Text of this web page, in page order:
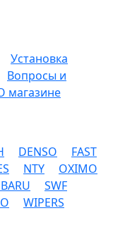
Установка
Вопросы и
магазине
DENSO
FAST
NTY
OXIMO
SWF
WIPERS